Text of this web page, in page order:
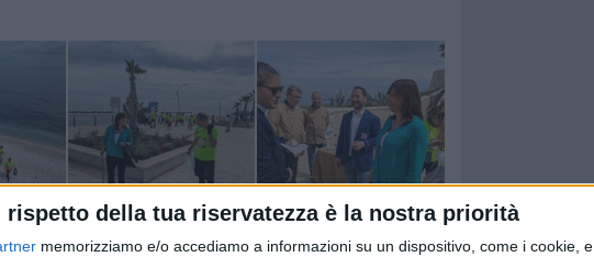
rispetto della tua riservatezza è la nostra priorità
memorizziamo e/o accediamo a informazioni su un dispositivo, come i cookie, e